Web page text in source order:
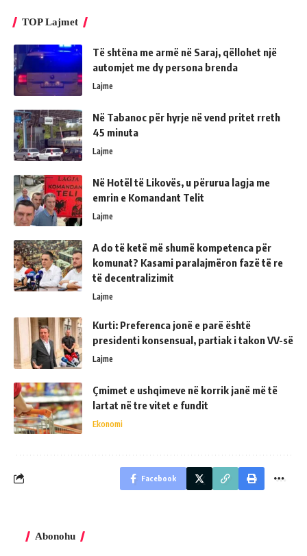
TOP Lajmet
Të shtëna me armë në Saraj, qëllohet një
automjet me dy persona brenda
Lajme
Në Tabanoc për hyrje në vend pritet rreth
45 minuta
Lajme
Në Hotël të Likovës, u përurua lagja me
emrin e Komandant Telit
Lajme
A do të ketë më shumë kompetenca për
komunat? Kasami paralajmëron fazë të re
të decentralizimit
Lajme
Kurti: Preferenca jonë e parë është
presidenti konsensual, partiak i takon VV-së
Lajme
Çmimet e ushqimeve në korrik janë më të
lartat në tre vitet e fundit
Ekonomi
Facebook
Abonohu